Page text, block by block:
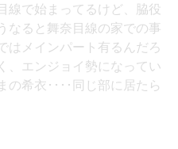
線で始まってるけど、脇役
なると舞奈目線の家での事
はメインパート有るんだろ
、エンジョイ勢になってい
の希衣････同じ部に居たら